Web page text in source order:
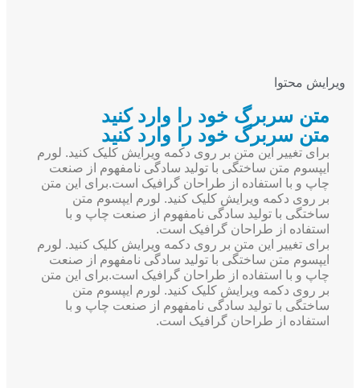
ویرایش محتوا
متن سربرگ خود را وارد کنید
متن سربرگ خود را وارد کنید
برای تغییر این متن بر روی دکمه ویرایش کلیک کنید. لورم
ایپسوم متن ساختگی با تولید سادگی نامفهوم از صنعت
چاپ و با استفاده از طراحان گرافیک است.برای این متن
بر روی دکمه ویرایش کلیک کنید. لورم ایپسوم متن
ساختگی با تولید سادگی نامفهوم از صنعت چاپ و با
استفاده از طراحان گرافیک است.
برای تغییر این متن بر روی دکمه ویرایش کلیک کنید. لورم
ایپسوم متن ساختگی با تولید سادگی نامفهوم از صنعت
چاپ و با استفاده از طراحان گرافیک است.برای این متن
بر روی دکمه ویرایش کلیک کنید. لورم ایپسوم متن
ساختگی با تولید سادگی نامفهوم از صنعت چاپ و با
استفاده از طراحان گرافیک است.